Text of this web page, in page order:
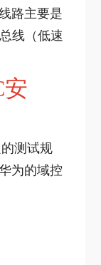
路主要是
线（低速
测试规
为的域控